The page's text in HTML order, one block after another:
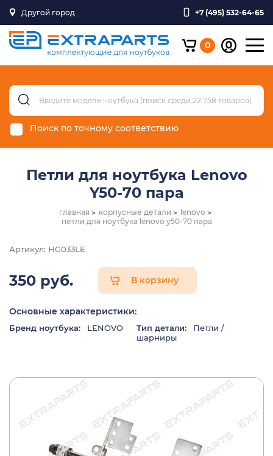
Другой город +7 (495) 532-64-65
0
Поиск по точному соответствию
Петли для ноутбука Lenovo
Y50-70 пара
главная корпусные детали
lenovo
петли для ноутбука lenovo y50-70 пара
Артикул: HG033LE
350 руб. В корзину
Основные характеристики:
Бренд ноутбука: LENOVO Тип детали:
Петли /
шарниры